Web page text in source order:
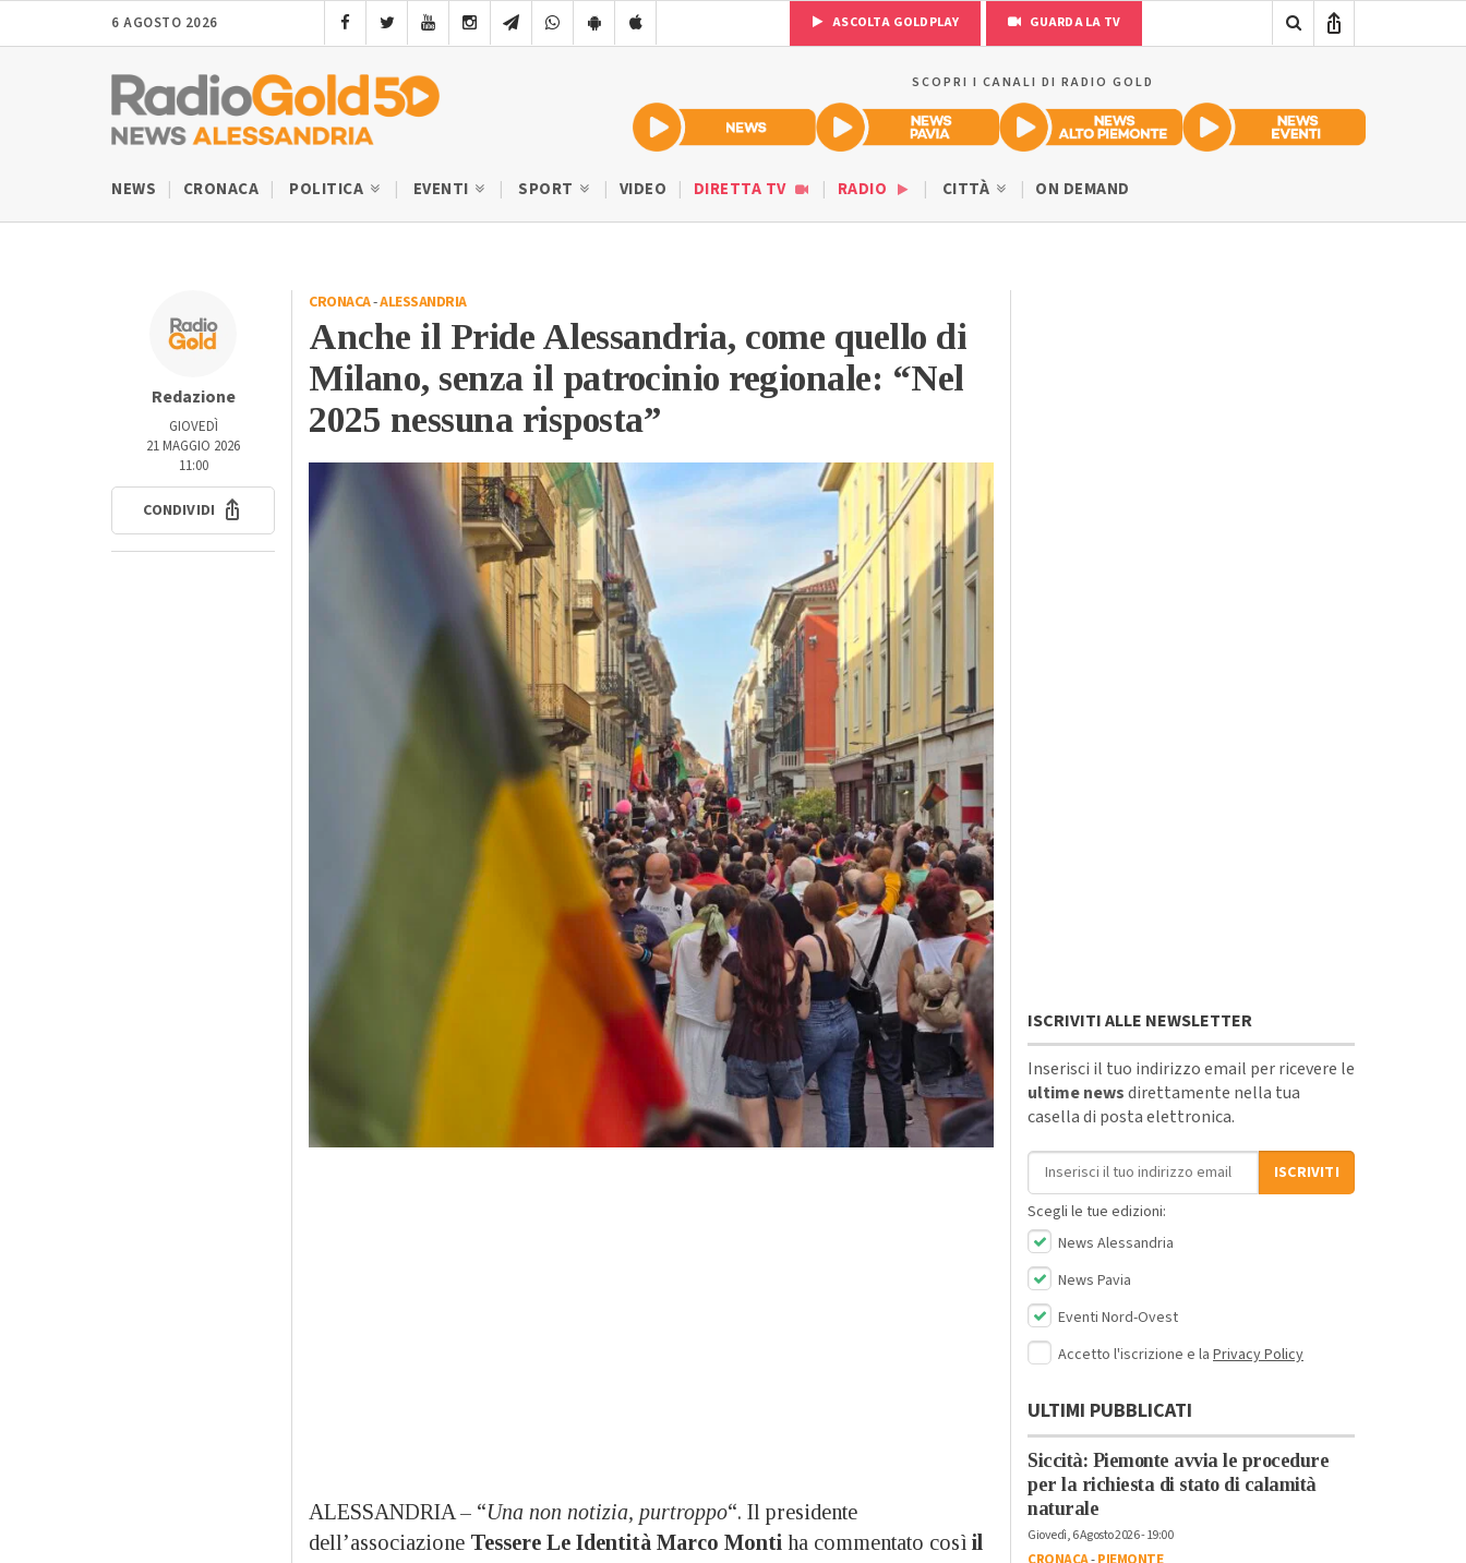
6 AGOSTO 2026 ASCOLTA GOLDPLAY GUARDA LA TV
SCOPRI I CANALI DI RADIO GOLD
NEWS CRONACA POLITICA EVENTI SPORT VIDEO DIRETTA TV RADIO CITTÀ ON DEMAND
Redazione
GIOVEDÌ
21 MAGGIO 2026
11:00
CONDIVIDI
CRONACA-ALESSANDRIA
Anche il Pride Alessandria, come quello di
Milano, senza il patrocinio regionale: “Nel
2025 nessuna risposta”
ALESSANDRIA – “Una non notizia, purtroppo“. Il presidente
dell’associazione Tessere Le Identità Marco Monti ha commentato così il
ISCRIVITI ALLE NEWSLETTER
Inserisci il tuo indirizzo email per ricevere le
ultime newsdirettamente nella tua
casella di posta elettronica.
Indirizzo email
ISCRIVITI
Scegli le tue edizioni:
News Alessandria
News Pavia
Eventi Nord-Ovest
Accetto l'iscrizione e la Privacy Policy
ULTIMI PUBBLICATI
Siccità: Piemonte avvia le procedure
per la richiesta di stato di calamità
naturale
Giovedì, 6 Agosto 2026 - 19:00